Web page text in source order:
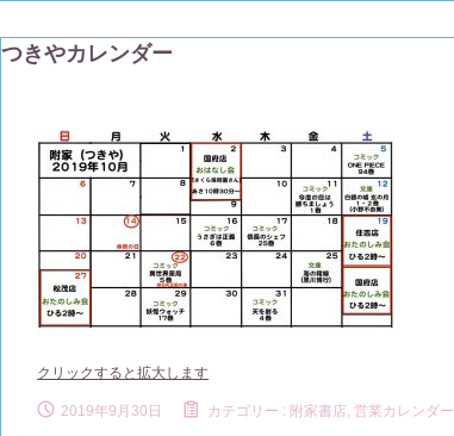
つきやカレンダー
クリックすると拡大します
2019年9月30日 カテゴリー : 附家書店, 営業カレンダー